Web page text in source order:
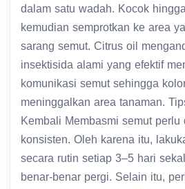
dalam satu wadah. Kocok
kemudian semprotkan ke area
sarang semut. Citrus oil
insektisida alami yang efektif
komunikasi semut sehingga
meninggalkan area tanaman.
Kembali Membasmi semut perlu
konsisten. Oleh karena itu,
secara rutin setiap 3–5 hari
benar-benar pergi. Selain itu,